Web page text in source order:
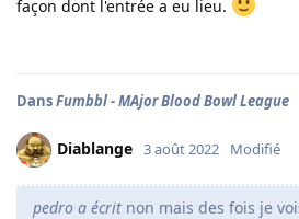
façon dont l'entrée a eu lieu.
DansFumbbl - MAjor Blood Bowl League
Diablange 3 août 2022 Modifié
pedro a écrit non mais des fois je